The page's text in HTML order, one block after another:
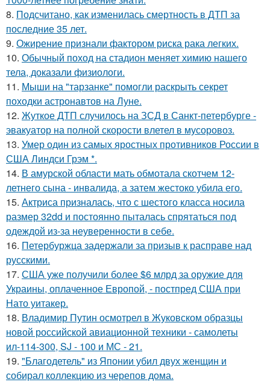
8. Подсчитано, как изменилась смертность в ДТП за
последние 35 лет.
9. Ожирение признали фактором риска рака легких.
10. Обычный поход на стадион меняет химию нашего
тела, доказали физиологи.
11. Мыши на "тарзанке" помогли раскрыть секрет
походки астронавтов на Луне.
12. Жуткое ДТП случилось на ЗСД в Санкт-петербурге -
эвакуатор на полной скорости влетел в мусоровоз.
13. Умер один из самых яростных противников России в
США Линдси Грэм *.
14. В амурской области мать обмотала скотчем 12-
летнего сына - инвалида, а затем жестоко убила его.
15. Актриса призналась, что с шестого класса носила
размер 32dd и постоянно пыталась спрятаться под
одеждой из-за неуверенности в себе.
16. Петербуржца задержали за призыв к расправе над
русскими.
17. США уже получили более $6 млрд за оружие для
Украины, оплаченное Европой, - постпред США при
Нато уитакер.
18. Владимир Путин осмотрел в Жуковском образцы
новой российской авиационной техники - самолеты
ил-114-300, SJ - 100 и МС - 21.
19. "Благодетель" из Японии убил двух женщин и
собирал коллекцию из черепов дома.